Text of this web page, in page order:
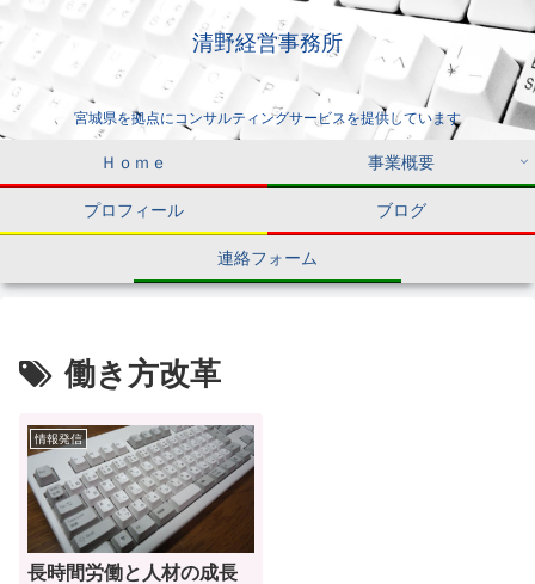
清野経営事務所
宮城県を拠点にコンサルティングサービスを提供しています
Ｈｏｍｅ 事業概要
プロフィール ブログ
連絡フォーム
働き方改革
情報発信
長時間労働と人材の成長